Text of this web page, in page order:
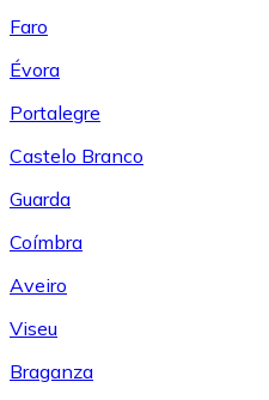
Faro
Évora
Portalegre
Castelo Branco
Guarda
Coímbra
Aveiro
Viseu
Braganza